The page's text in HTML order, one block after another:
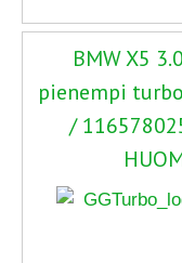
BMW X5
pienempi
/